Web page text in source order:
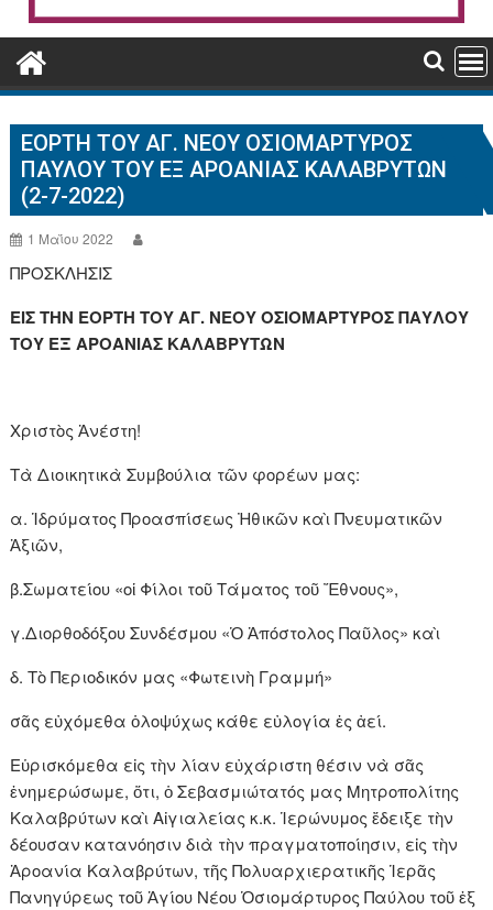
ΕΟΡΤΗ ΤΟΥ ΑΓ. ΝΕΟΥ ΟΣΙΟΜΑΡΤΥΡΟΣ
ΠΑΥΛΟΥ ΤΟΥ ΕΞ ΑΡΟΑΝΙΑΣ ΚΑΛΑΒΡΥΤΩΝ
(2-7-2022)
1 Μαΐου 2022
ΠΡΟΣΚΛΗΣΙΣ
ΕΙΣ ΤΗΝ ΕΟΡΤΗ ΤΟΥ ΑΓ. ΝΕΟΥ ΟΣΙΟΜΑΡΤΥΡΟΣ ΠΑΥΛΟΥ
ΤΟΥ ΕΞ ΑΡΟΑΝΙΑΣ ΚΑΛΑΒΡΥΤΩΝ
Χριστὸς Ἀνέστη!
Τὰ Διοικητικὰ Συμβούλια τῶν φορέων μας:
α. Ἱδρύματος Προασπίσεως Ἠθικῶν καὶ Πνευματικῶν
Ἀξιῶν,
β.Σωματείου «οἱ Φίλοι τοῦ Τάματος τοῦ Ἔθνους»,
γ.Διορθοδόξου Συνδέσμου «Ὁ Ἀπόστολος Παῦλος» καὶ
δ. Τὸ Περιοδικόν μας «Φωτεινὴ Γραμμή»
σᾶς εὐχόμεθα ὁλοψύχως κάθε εὐλογία ἐς ἀεί.
Εὑρισκόμεθα εἰς τὴν λίαν εὐχάριστη θέσιν νὰ σᾶς
ἐνημερώσωμε, ὅτι, ὁ Σεβασμιώτατός μας Μητροπολίτης
Καλαβρύτων καὶ Αἰγιαλείας κ.κ. Ἱερώνυμος ἔδειξε τὴν
δέουσαν κατανόησιν διὰ τὴν πραγματοποίησιν, εἰς τὴν
Ἀροανία Καλαβρύτων, τῆς Πολυαρχιερατικῆς Ἱερᾶς
Πανηγύρεως τοῦ Ἁγίου Νέου Ὁσιομάρτυρος Παύλου τοῦ ἐξ